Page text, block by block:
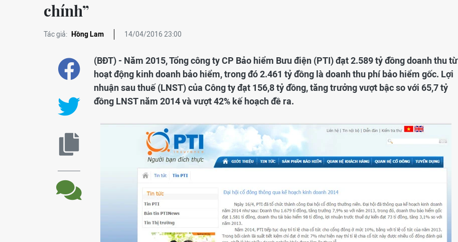
chính”
Tác giả: Hồng Lam 14/04/2016 23:00
(BĐT) - Năm 2015, Tổng công ty CP Bảo hiểm Bưu điện (PTI) đạt 2.589 tỷ đồng doanh thu từ
hoạt động kinh doanh bảo hiểm, trong đó 2.461 tỷ đồng là doanh thu phí bảo hiểm gốc. Lợi
nhuận sau thuế (LNST) của Công ty đạt 156,8 tỷ đồng, tăng trưởng vượt bậc so với 65,7 tỷ
đồng LNST năm 2014 và vượt 42% kế hoạch đề ra.